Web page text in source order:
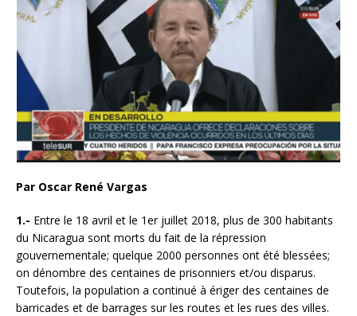
Par Oscar René Vargas
1.- Entre le 18 avril et le 1er juillet 2018, plus de 300 habitants
du Nicaragua sont morts du fait de la répression
gouvernementale; quelque 2000 personnes ont été blessées;
on dénombre des centaines de prisonniers et/ou disparus.
Toutefois, la population a continué à ériger des centaines de
barricades et de barrages sur les routes et les rues des villes.